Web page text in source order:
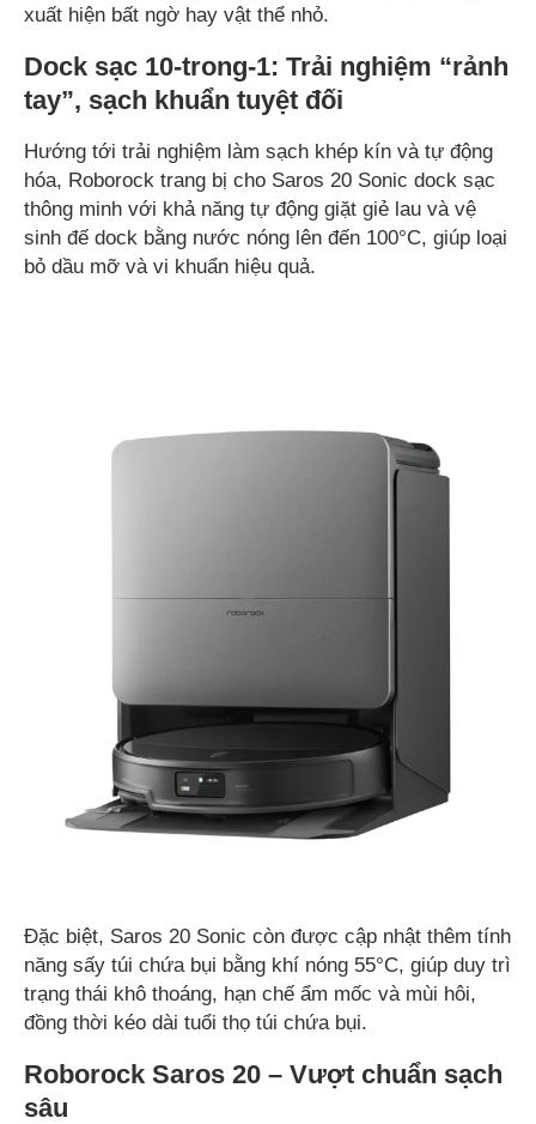
xuất hiện bất ngờ hay vật thể nhỏ.
Dock sạc 10-trong-1: Trải nghiệm “rảnh
tay”, sạch khuẩn tuyệt đối
Hướng tới trải nghiệm làm sạch khép kín và tự động
hóa, Roborock trang bị cho Saros 20 Sonic dock sạc
thông minh với khả năng tự động giặt giẻ lau và vệ
sinh đế dock bằng nước nóng lên đến 100°C, giúp loại
bỏ dầu mỡ và vi khuẩn hiệu quả.
Đặc biệt, Saros 20 Sonic còn được cập nhật thêm tính
năng sấy túi chứa bụi bằng khí nóng 55°C, giúp duy trì
trạng thái khô thoáng, hạn chế ẩm mốc và mùi hôi,
đồng thời kéo dài tuổi thọ túi chứa bụi.
Roborock Saros 20 – Vượt chuẩn sạch
sâu